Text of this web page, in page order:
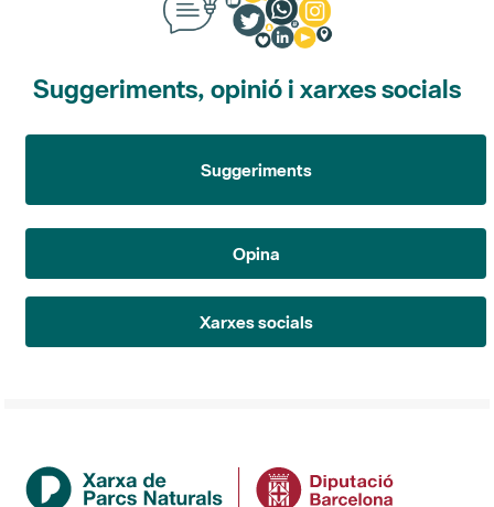
Suggeriments, opinió i xarxes socials
Suggeriments
Opina
Xarxes socials